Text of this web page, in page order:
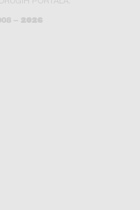
PORTALA.
– 2026